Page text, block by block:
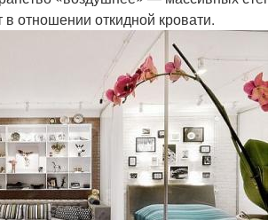
отношении откидной кровати.